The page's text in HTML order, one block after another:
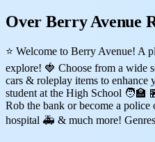
Over Berry Avenue
⭐ Welcome to Berry Avenue! A
explore! 🍓 Choose from a wide
cars & roleplay items to enhance
student at the High School 🧑‍🏫
Rob the bank or become a
hospital 🚑 & much more!